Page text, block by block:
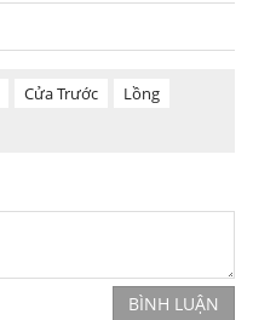
Cửa Trước
Lồng
BÌNH LUẬN